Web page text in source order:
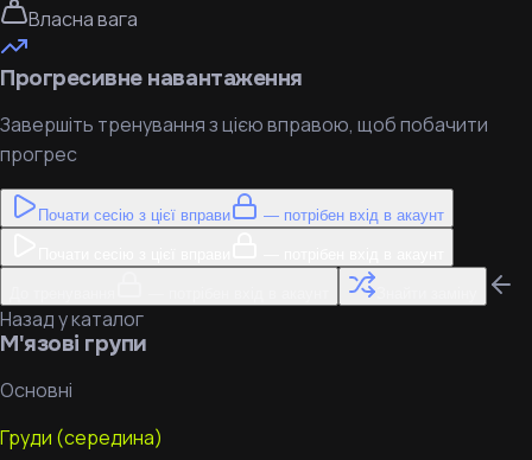
Власна вага
Прогресивне навантаження
Завершіть тренування з цією вправою, щоб побачити
прогрес
Почати сесію з цієї вправи — потрібен вхід в акаунт
Назад у каталог
М'язові групи
Основні
Груди (середина)